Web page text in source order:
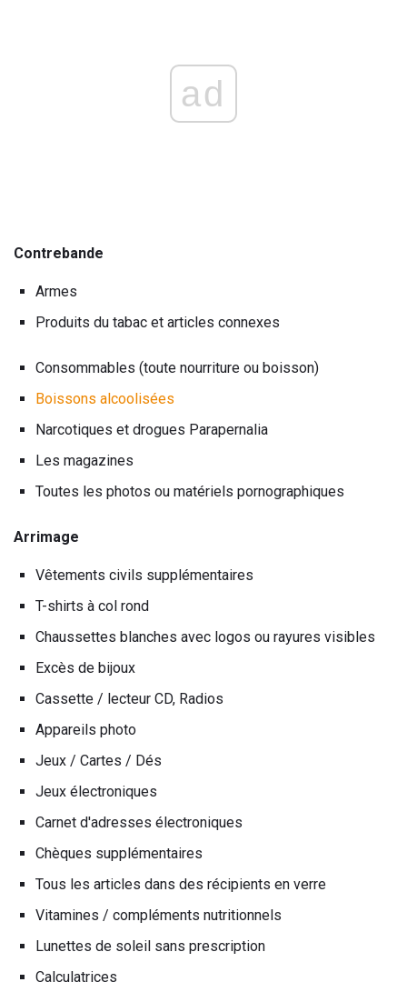
ad
Contrebande
Armes
Produits du tabac et articles connexes
Consommables (toute nourriture ou boisson)
Boissons alcoolisées
Narcotiques et drogues Parapernalia
Les magazines
Toutes les photos ou matériels pornographiques
Arrimage
Vêtements civils supplémentaires
T-shirts à col rond
Chaussettes blanches avec logos ou rayures visibles
Excès de bijoux
Cassette / lecteur CD, Radios
Appareils photo
Jeux / Cartes / Dés
Jeux électroniques
Carnet d'adresses électroniques
Chèques supplémentaires
Tous les articles dans des récipients en verre
Vitamines / compléments nutritionnels
Lunettes de soleil sans prescription
Calculatrices